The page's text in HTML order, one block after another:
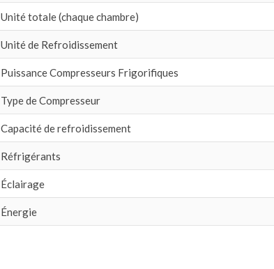
Unité totale (chaque chambre)
Unité de Refroidissement
Puissance Compresseurs Frigorifiques
Type de Compresseur
Capacité de refroidissement
Réfrigérants
Éclairage
Énergie